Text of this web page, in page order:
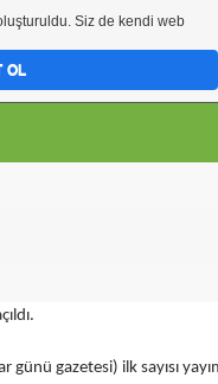
gazetesi) ilk sayısı
Siz de kendi web
OL